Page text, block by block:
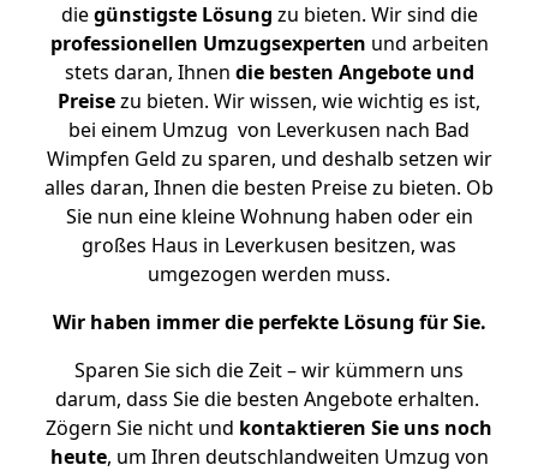
diegünstigste Lösung zu bieten. Wir sind die
professionellen Umzugsexperten und arbeiten
stets daran, Ihnen die besten Angebote und
Preisezu bieten. Wir wissen, wie wichtig es ist,
bei einem Umzug von Leverkusen nach Bad
Wimpfen Geld zu sparen, und deshalb setzen wir
alles daran, Ihnen die besten Preise zu bieten. Ob
Sie nun eine kleine Wohnung haben oder ein
großes Haus in Leverkusen besitzen, was
umgezogen werden muss.
Wir haben immer die perfekte Lösung für Sie.
Sparen Sie sich die Zeit – wir kümmern uns
darum, dass Sie die besten Angebote erhalten.
Zögern Sie nicht und kontaktieren Sie uns noch
heute, um Ihren deutschlandweiten Umzug von